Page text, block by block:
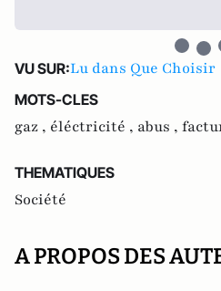
VU SUR:Lu dans Que Choisir
MOTS-CLES
gaz , éléctricité , abus ,
THEMATIQUES
Société
A PROPOS DES